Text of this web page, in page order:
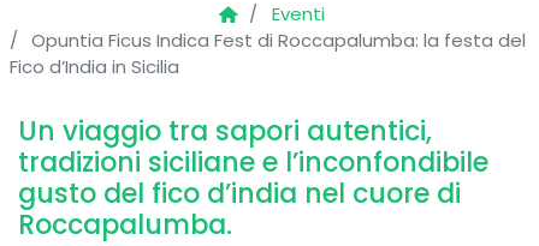
Eventi
Opuntia Ficus Indica Fest di Roccapalumba: la festa del
Fico d’India in Sicilia
Un viaggio tra sapori autentici,
tradizioni siciliane e l’inconfondibile
gusto del fico d’india nel cuore di
Roccapalumba.